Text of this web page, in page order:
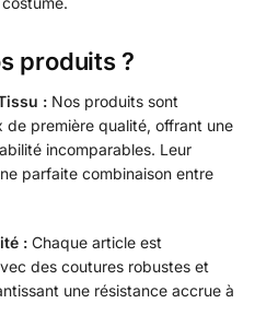
produits ?
: Nos produits sont
première qualité, offrant une
incomparables. Leur
parfaite combinaison entre
: Chaque article est
des coutures robustes et
une résistance accrue à